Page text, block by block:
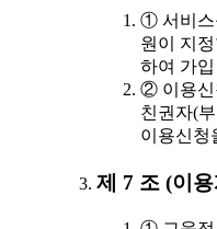
① 서비스
원이 지
하여 가
② 이용신
친권자(
이용신청
제 7 조 (이